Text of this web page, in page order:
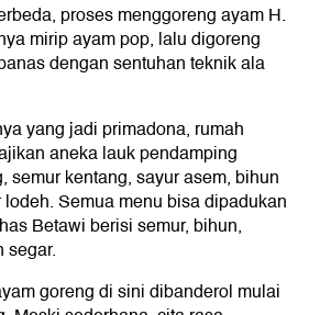
proses menggoreng ayam H.
mirip ayam pop, lalu digoreng
dengan sentuhan teknik ala
yang jadi primadona, rumah
aneka lauk pendamping
semur kentang, sayur asem, bihun
Semua menu bisa dipadukan
Betawi berisi semur, bihun,
segar.
goreng di sini dibanderol mulai